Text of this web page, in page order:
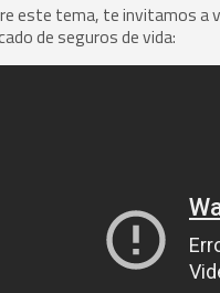
este tema, te invitamos
de seguros de vida: